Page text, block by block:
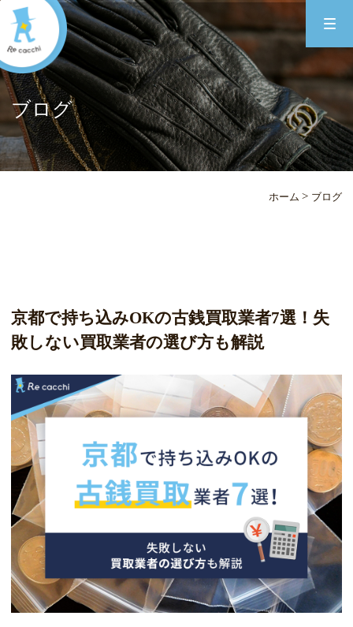
ブログ
ホーム > ブログ
京都で持ち込みOKの古銭買取業者7選！失
敗しない買取業者の選び方も解説